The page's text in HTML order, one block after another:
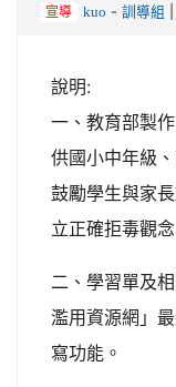
宣導 kuo - 訓導組
說明:
一、教育部製
供國小中年級
鼓勵學生與家
立正確拒毒觀念
二、學習單及
濫用資源網」
寫功能。